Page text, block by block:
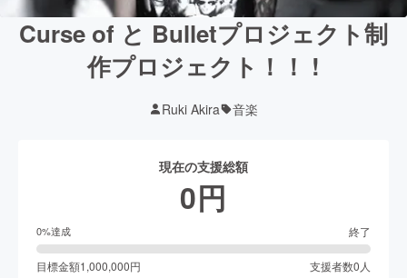
Curse of と Bulletプロジェクト制
作プロジェクト！！ !
Ruki Akira 音楽
現在の支援総額
0円
0%達成 終了
目標金額1,000,000円 支援者数0 人